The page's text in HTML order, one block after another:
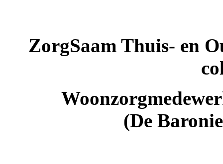
ZorgSaam Thuis- en
(De